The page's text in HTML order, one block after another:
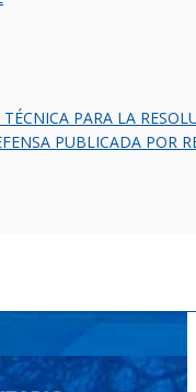
PARA LA
PUBLICADA POR